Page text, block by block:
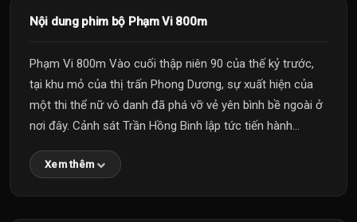
Nội dung phim bộ Phạm Vi 800m
Phạm Vi 800m Vào cuối thập niên 90 của thế kỷ trước,
tại khu mỏ của thị trấn Phong Dương, sự xuất hiện của
một thi thể nữ vô danh đã phá vỡ vẻ yên bình bề ngoài ở
nơi đây. Cảnh sát Trần Hồng Binh lập tức tiến hành...
Xem thêm